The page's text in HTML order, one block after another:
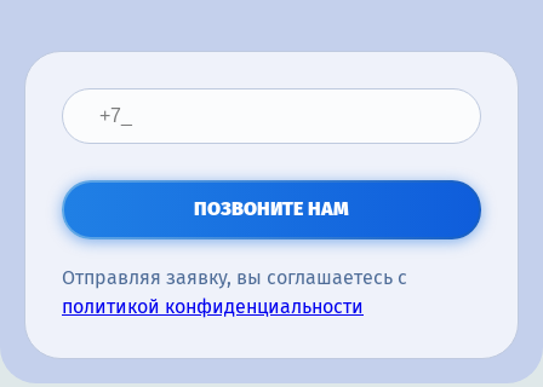
ПОЗВОНИТЕ НАМ
Отправляя заявку, вы соглашаетесь с
политикой конфиденциальности